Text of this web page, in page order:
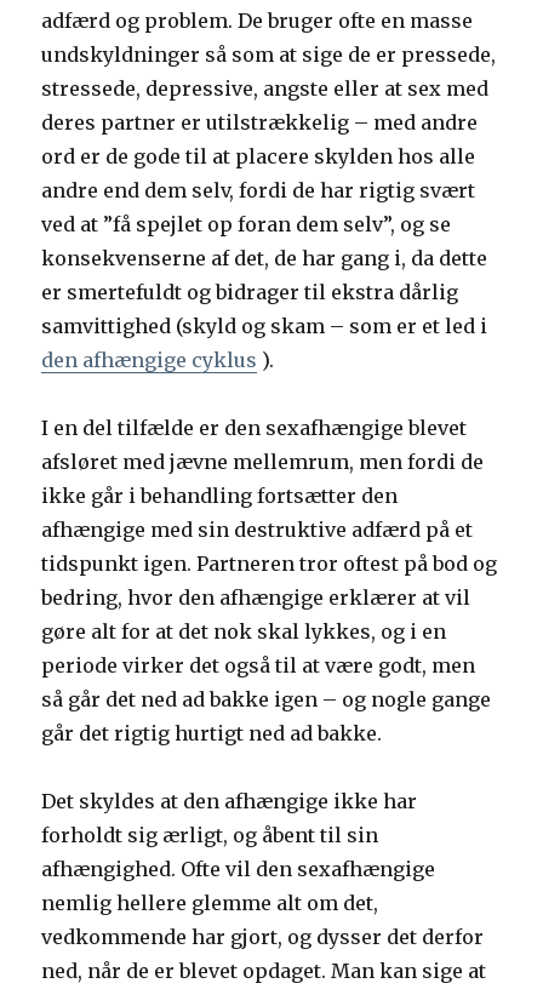
adfærd og problem. De bruger ofte en masse
undskyldninger så som at sige de er pressede,
stressede, depressive, angste eller at sex med
deres partner er utilstrækkelig – med andre
ord er de gode til at placere skylden hos alle
andre end dem selv, fordi de har rigtig svært
ved at ”få spejlet op foran dem selv”, og se
konsekvenserne af det, de har gang i, da dette
er smertefuldt og bidrager til ekstra dårlig
samvittighed (skyld og skam – som er et led i
den afhængige cyklus ).
I en del tilfælde er den sexafhængige blevet
afsløret med jævne mellemrum, men fordi de
ikke går i behandling fortsætter den
afhængige med sin destruktive adfærd på et
tidspunkt igen. Partneren tror oftest på bod og
bedring, hvor den afhængige erklærer at vil
gøre alt for at det nok skal lykkes, og i en
periode virker det også til at være godt, men
så går det ned ad bakke igen – og nogle gange
går det rigtig hurtigt ned ad bakke.
Det skyldes at den afhængige ikke har
forholdt sig ærligt, og åbent til sin
afhængighed. Ofte vil den sexafhængige
nemlig hellere glemme alt om det,
vedkommende har gjort, og dysser det derfor
ned, når de er blevet opdaget. Man kan sige at